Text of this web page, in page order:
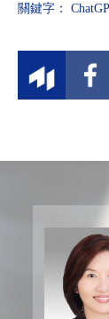
關鍵字：